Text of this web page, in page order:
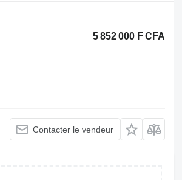
5 852 000 F CFA
Contacter le vendeur